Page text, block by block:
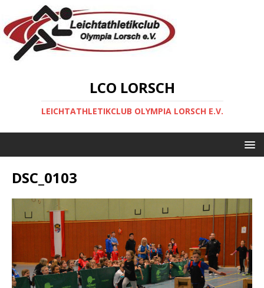
LCO LORSCH
LEICHTATHLETIKCLUB OLYMPIA LORSCH E.V.
DSC_0103